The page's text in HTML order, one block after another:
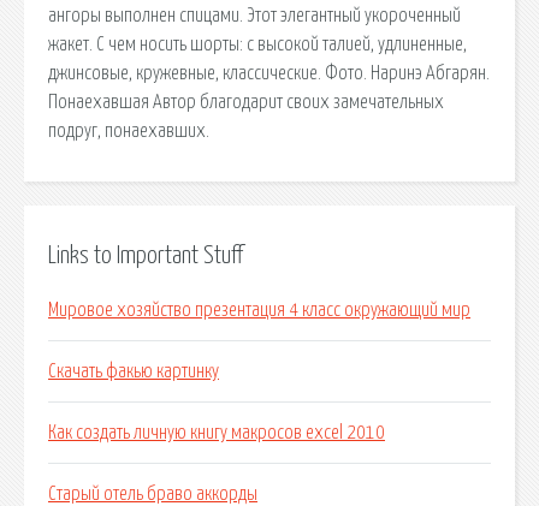
ангоры выполнен спицами. Этот элегантный укороченный
жакет. С чем носить шорты: с высокой талией, удлиненные,
джинсовые, кружевные, классические. Фото. Наринэ Абгарян.
Понаехавшая Автор благодарит своих замечательных
подруг, понаехавших.
Links to Important Stuff
Мировое хозяйство презентация 4 класс окружающий мир
Скачать факью картинку
Как создать личную книгу макросов excel 2010
Старый отель браво аккорды